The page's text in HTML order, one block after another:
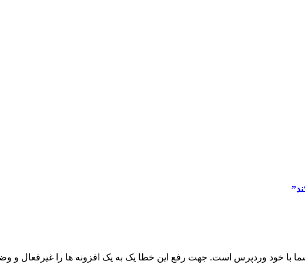
با خود وردپرس است. جهت رفع این خطا یک به یک افزونه ها را غیرفعال و